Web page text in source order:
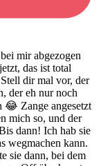
mir abgezogen
das ist total
dir mal vor, der
der eh nur noch
😂 Zange angesetzt
mich so, und der
dann! Ich hab sie
wegmachen kann.
sie dann, bei dem